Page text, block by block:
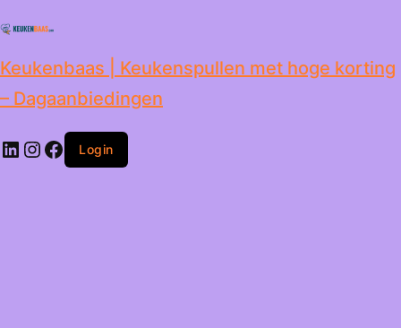
inhoud
Keukenbaas | Keukenspullen met hoge korting
– Dagaanbiedingen
Login